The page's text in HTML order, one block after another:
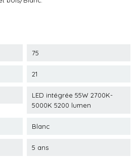
75
21
LED intégrée 55W 2700K-
5000K 5200 lumen
Blanc
5 ans